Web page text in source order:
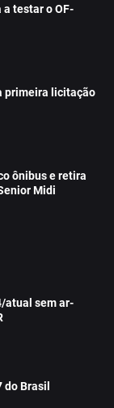
testar o OF-
primeira licitação
ônibus e retira
Midi
atual sem ar-
do Brasil